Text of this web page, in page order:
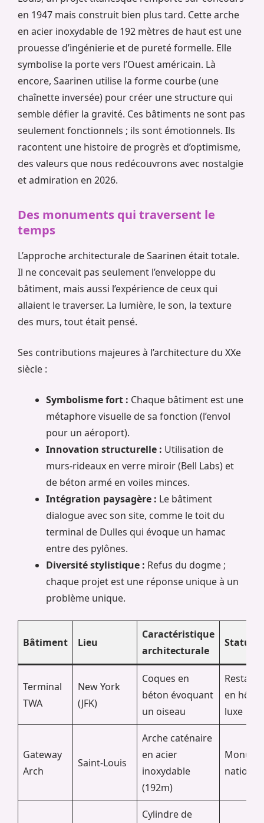
en 1947 mais construit bien plus tard. Cette arche
en acier inoxydable de 192 mètres de haut est une
prouesse d’ingénierie et de pureté formelle. Elle
symbolise la porte vers l’Ouest américain. Là
encore, Saarinen utilise la forme courbe (une
chaînette inversée) pour créer une structure qui
semble défier la gravité. Ces bâtiments ne sont pas
seulement fonctionnels ; ils sont émotionnels. Ils
racontent une histoire de progrès et d’optimisme,
des valeurs que nous redécouvrons avec nostalgie
et admiration en 2026.
Des monuments qui traversent le
temps
L’approche architecturale de Saarinen était totale.
Il ne concevait pas seulement l’enveloppe du
bâtiment, mais aussi l’expérience de ceux qui
allaient le traverser. La lumière, le son, la texture
des murs, tout était pensé.
Ses contributions majeures à l’architecture du XXe
siècle :
Symbolisme fort : Chaque bâtiment est une
métaphore visuelle de sa fonction (l’envol
pour un aéroport).
Innovation structurelle : Utilisation de
murs-rideaux en verre miroir (Bell Labs) et
de béton armé en voiles minces.
Intégration paysagère : Le bâtiment
dialogue avec son site, comme le toit du
terminal de Dulles qui évoque un hamac
entre des pylônes.
Diversité stylistique : Refus du dogme ;
chaque projet est une réponse unique à un
problème unique.
Bâtiment Lieu
Caractéristique
architecturale
Statut
Terminal
TWA
New York
(JFK)
Coques en
béton évoquant
un oiseau
Restauré
en hôtel
luxe
Gateway
Arch
Saint-Louis
Arche caténaire
en acier
inoxydable
(192m)
national
Cylindre de